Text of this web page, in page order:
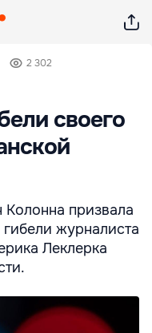
2 302
своего
призвала
журналиста
Леклерка